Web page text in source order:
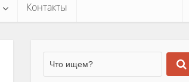
Контакты